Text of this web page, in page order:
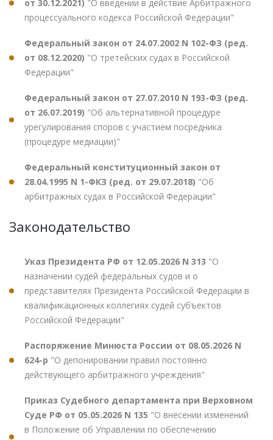
от 30.12.2021) "О введении в действие Арбитражного
процессуального кодекса Российской Федерации"
Федеральный закон от 24.07.2002 N 102-ФЗ (ред.
от 08.12.2020) "О третейских судах в Российской
Федерации"
Федеральный закон от 27.07.2010 N 193-ФЗ (ред.
от 26.07.2019) "Об альтернативной процедуре
урегулирования споров с участием посредника
(процедуре медиации)"
Федеральный конституционный закон от
28.04.1995 N 1-ФКЗ (ред. от 29.07.2018) "Об
арбитражных судах в Российской Федерации"
Законодательство
Указ Президента РФ от 12.05.2026 N 313 "О
назначении судей федеральных судов и о
представителях Президента Российской Федерации в
квалификационных коллегиях судей субъектов
Российской Федерации"
Распоряжение Минюста России от 08.05.2026 N
624-р "О депонировании правил постоянно
действующего арбитражного учреждения"
Приказ Судебного департамента при Верховном
Суде РФ от 05.05.2026 N 135 "О внесении изменений
в Положение об Управлении по обеспечению